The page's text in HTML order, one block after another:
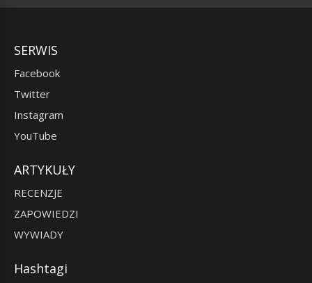
SERWIS
Facebook
Twitter
Instagram
YouTube
ARTYKUŁY
RECENZJE
ZAPOWIEDZI
WYWIADY
Hashtagi